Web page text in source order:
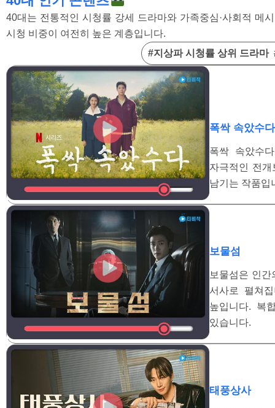
40대는 전통적인 시청률 강세 드라마와 가족중심·사회적 메
시청 비중이 여전히 높은 계층입니다.
#지상파 시청률 상위 드라마
폭싹 속았수다
폭싹 속았수
자극적인 전
남기는 작품입
보물섬
보물섬은 인
서사로 펼쳐
높입니다. 복
있습니다.
태풍상사